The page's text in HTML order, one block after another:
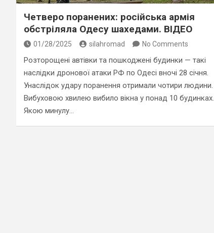
Четверо поранених: російська армія
обстріляла Одесу шахедами. ВІДЕО
01/28/2025 silahromad No Comments
Розторощені автівки та пошкоджені будинки — такі
наслідки дронової атаки РФ по Одесі вночі 28 січня.
Унаслідок удару поранення отримали чотири людини.
Вибуховою хвилею вибило вікна у понад 10 будинках.
Якою минулу…